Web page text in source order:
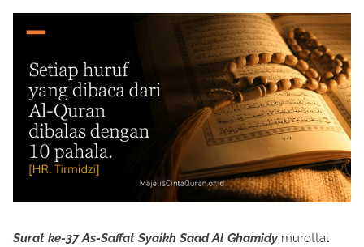
Surat ke-37 As-Saffat Syaikh Saad Al Ghamidy murottal